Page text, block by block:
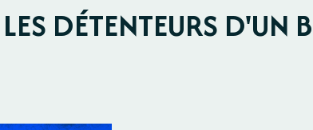
DÉTENTEURS D'UN